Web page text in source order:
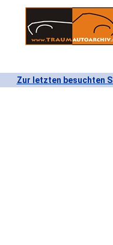
Zur letzten besuchten